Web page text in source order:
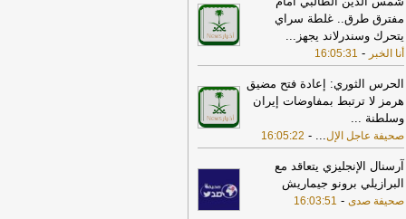
- جريدة الرياض
17:30
أسهم الرعاية الصحية والتأمين
على ارتفاعات السوق السعودي
جلسة الأحد-مباشر
10:35
واس: ولي العهد السعودي أكد
أهمية بذل كافة الجهود الممكنة
التهدئة التي تمهد الطريق لحلول
وضرورة تغليب لغة الحوار لخفض
لبنانون 24
22:02
مركز الملك سلمان للإغاثة يقدّم
عاجلة لمتضرري حريق مأرب
مفترق طرق.. غلطة سراي
يتحرك وسندرلاند يجهز ...
أنا الخبر -
16:05:31
الحرس الثوري: إعادة فتح مضيق
هرمز لا ترتبط بمفاوضات إيران
وسلطنة ...
صحيفة عاجل الإل...
-
16:05:22
آرسنال الإنجليزي يتعاقد مع
البرازيلي برونو جيماريش
صحيفة صدى -
16:03:51